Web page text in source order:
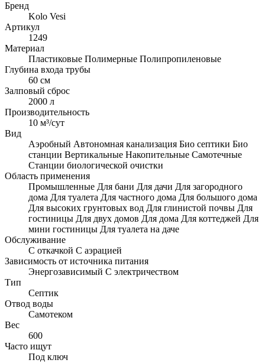
Бренд
Kolo Vesi
Артикул
1249
Материал
Пластиковые Полимерные Полипропиленовые
Глубина входа трубы
60 см
Залповый сброс
2000 л
Производительность
10 м³/сут
Вид
Аэробный Автономная канализация Био септики Био
станции Вертикальные Накопительные Самотечные
Станции биологической очистки
Область применения
Промышленные Для бани Для дачи Для загородного
дома Для туалета Для частного дома Для большого дома
Для высоких грунтовых вод Для глинистой почвы Для
гостиницы Для двух домов Для дома Для коттеджей Для
мини гостиницы Для туалета на даче
Обслуживание
С откачкой С аэрацией
Зависимость от источника питания
Энергозависимый С электричеством
Тип
Септик
Отвод воды
Самотеком
Вес
600
Часто ищут
Под ключ